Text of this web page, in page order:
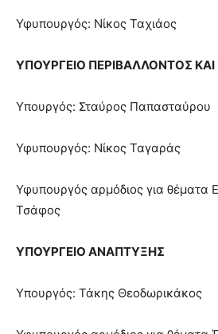
Υφυπουργός: Νίκος Ταχιάος
ΥΠΟΥΡΓΕΙΟ ΠΕΡΙΒΑΛΛΟΝΤΟΣ ΚΑΙ
Υπουργός: Σταύρος Παπασταύρου
Υφυπουργός: Νίκος Ταγαράς
Υφυπουργός αρμόδιος για θέματα
Τσάφος
ΥΠΟΥΡΓΕΙΟ ΑΝΑΠΤΥΞΗΣ
Υπουργός: Τάκης Θεοδωρικάκος